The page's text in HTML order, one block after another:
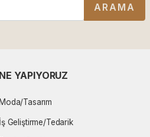
ARAMA
NE YAPIYORUZ
Moda/Tasarım
İş Geliştirme/Tedarik